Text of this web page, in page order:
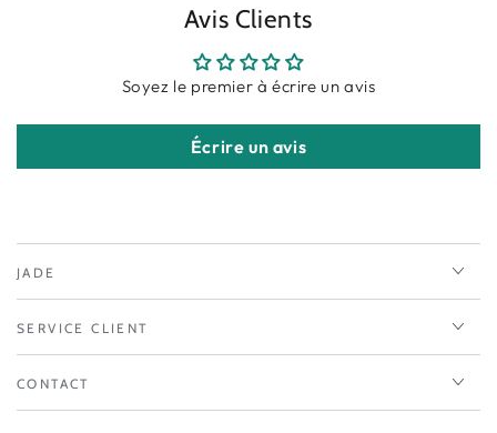
Avis Clients
Soyez le premier à écrire un avis
Écrire un avis
JADE
SERVICE CLIENT
CONTACT